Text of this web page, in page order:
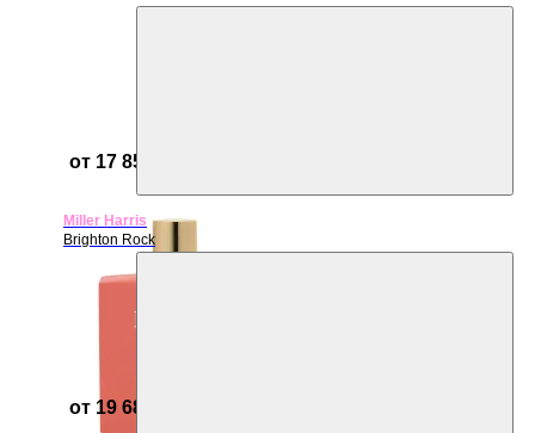
от 17 856 ₽
Miller Harris
Brighton Rock
от 19 687 ₽